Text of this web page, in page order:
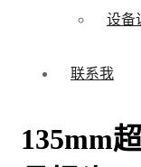
设备
联系我
135mm